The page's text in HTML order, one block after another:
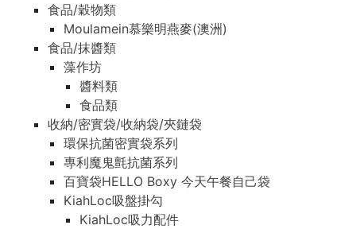
食品/穀物類
Moulamein慕樂明燕麥(澳洲)
食品/抹醬類
藻作坊
醬料類
食品類
收納/密實袋/收納袋/夾鏈袋
環保抗菌密實袋系列
專利魔鬼氈抗菌系列
百寶袋HELLO Boxy 今天午餐自己袋
KiahLoc吸盤掛勾
KiahLoc吸力配件